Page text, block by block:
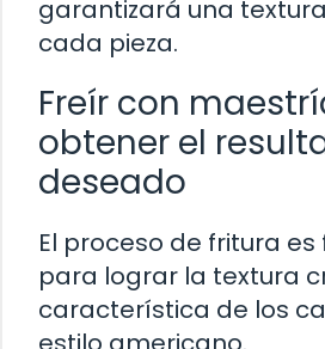
garantizará una
cada pieza.
Freír con
obtener el
deseado
El proceso de fritura
para lograr la textura
característica de los